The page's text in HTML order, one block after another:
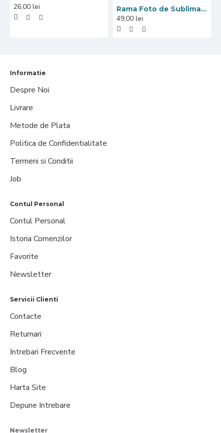
26,00 lei Rama Foto de Sublimare din Sticla, Marginea Oglindita, 18x23 cm
49,00 lei
Informatie
Despre Noi
Livrare
Metode de Plata
Politica de Confidentialitate
Termeni si Conditii
Job
Contul Personal
Contul Personal
Istoria Comenzilor
Favorite
Newsletter
Servicii Clienti
Contacte
Returnari
Intrebari Frecvente
Blog
Harta Site
Depune Intrebare
Newsletter